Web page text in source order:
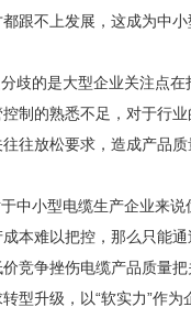
跟不上发展，这成为中
歧的是大型企业关注点
制的熟悉不足，对于行
往放松要求，造成产品
中小型电缆生产企业来
本难以把控，那么只能
竞争挫伤电缆产品质量把
型升级，以“软实力”作